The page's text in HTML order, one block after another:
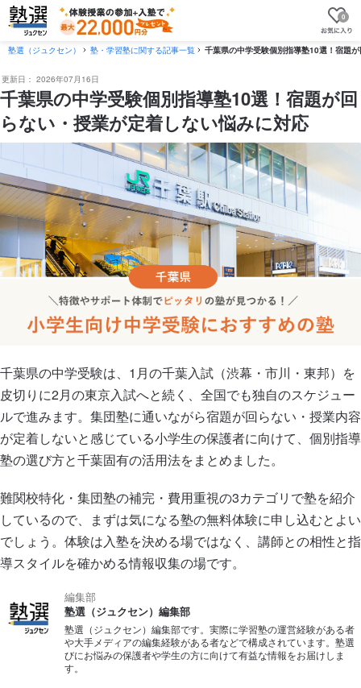
0
塾選（ジュクセン） 塾・学習塾に関する記事一覧 千葉県の中学受験個別指導塾10選！宿題
更新日： 2026年07月16日
千葉県の中学受験個別指導塾10選！宿題が回
らない・授業が定着しない悩みに対応
千葉県の中学受験は、1月の千葉入試（渋幕・市川・東邦）を
皮切りに2月の東京入試へと続く、全国でも独自のスケジュー
ルで進みます。集団塾に通いながら宿題が回らない・授業内容
が定着しないと感じている小学生の保護者に向けて、個別指導
塾の選び方と千葉固有の活用法をまとめました。
難関校特化・集団塾の補完・費用重視の3カテゴリで塾を紹介
しているので、まずは気になる塾の無料体験に申し込むとよい
でしょう。体験は入塾を決める場ではなく、講師との相性と指
導スタイルを確かめる情報収集の場です。
編集部
塾選（ジュクセン）編集部
塾選（ジュクセン）編集部です。実際に学習塾の運営経験がある者
や大手メディアの編集経験がある者などで構成されています。塾選
びにお悩みの保護者や学生の方に向けて有益な情報をお届けしま
す。